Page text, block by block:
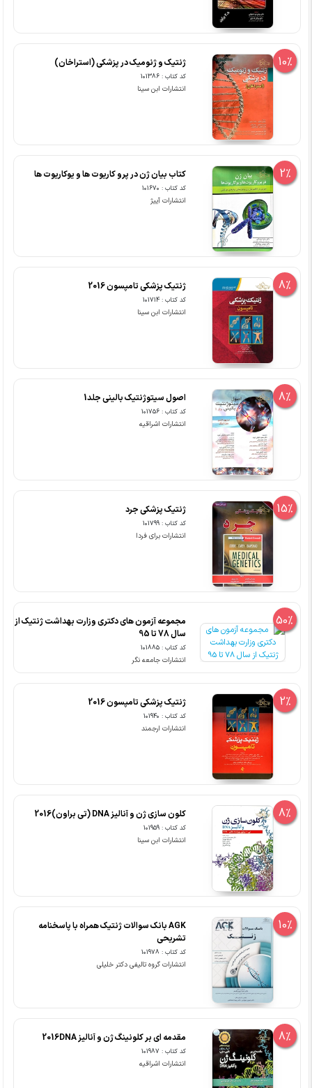
10% ژنتیک و ژنومیک در پزشکی (استراخان)
کد کتاب : 101386
انتشارات ابن سینا
2% کتاب بیان ژن در پرو کاریوت ها و یوکاریوت ها
کد کتاب : 101670
انتشارات آییژ
8% ژنتیک پزشکی تامپسون 2016
کد کتاب : 101714
انتشارات ابن سینا
8% اصول سیتوژنتیک بالینی جلد1
کد کتاب : 101756
انتشارات اشراقیه
15% ژنتیک پزشکی جرد
کد کتاب : 101799
انتشارات برای فردا
50%
مجموعه آزمون های دکتری وزارت بهداشت ژنتیک از
سال 78 تا 95
کد کتاب : 101885
انتشارات جامعه نگر
2% ژنتیک پزشکی تامپسون 2016
کد کتاب : 101940
انتشارات ارجمند
8% کلون سازی ژن و آنالیز DNA (تی براون)2016
کد کتاب : 101959
انتشارات ابن سینا
10%
AGK بانک سوالات ژنتیک همراه با پاسخنامه
تشریحی
کد کتاب : 101978
انتشارات گروه تالیفی دکتر خلیلی
8% مقدمه ای بر کلونینگ ژن و آنالیز 2016DNA
کد کتاب : 101987
انتشارات اشراقیه